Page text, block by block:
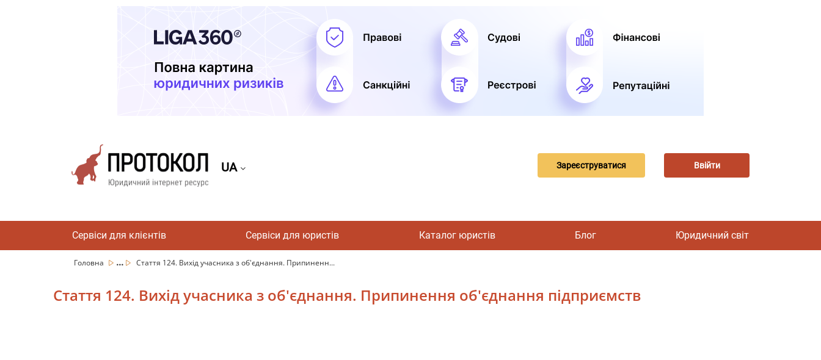
UA Зареєструватися Ввійти
Сервіси для клієнтів Сервіси для юристів Каталог юристів Блог Юридичний світ
Головна ... Стаття 124. Вихід учасника з об'єднання. Припиненн...
Стаття 124. Вихід учасника з об'єднання. Припинення об'єднання підприємств